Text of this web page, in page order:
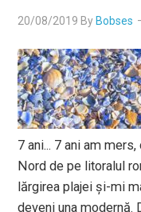
20/08/2019 By Bobses
7 ani... 7 ani am
Nord de pe litoralul
lărgirea plajei și-mi
deveni una modernă.